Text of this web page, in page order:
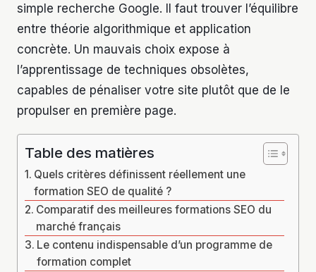
simple recherche Google. Il faut trouver l’équilibre
entre théorie algorithmique et application
concrète. Un mauvais choix expose à
l’apprentissage de techniques obsolètes,
capables de pénaliser votre site plutôt que de le
propulser en première page.
Table des matières
Quels critères définissent réellement une
formation SEO de qualité ?
Comparatif des meilleures formations SEO du
marché français
Le contenu indispensable d’un programme de
formation complet